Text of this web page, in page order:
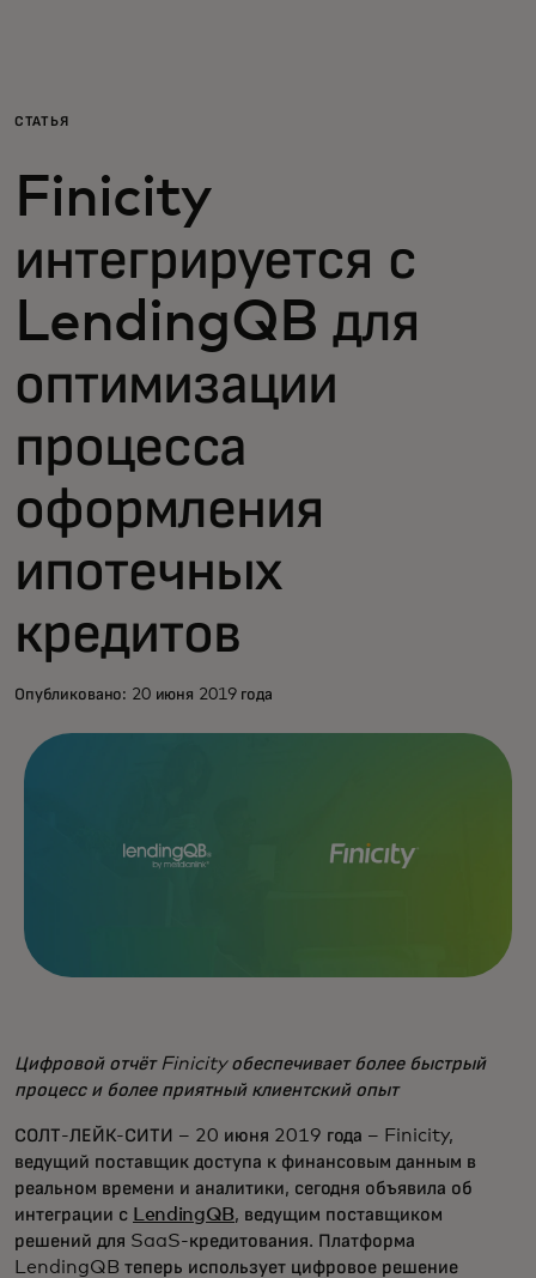
Для бизнеса
Для всего мира
Для новаторов
Новости и тренды
СТАТЬЯ
Finicity
интегрируется с
LendingQB для
оптимизации
процесса
оформления
ипотечных
кредитов
Опубликовано: 20 июня 2019 года
Цифровой отчёт Finicity обеспечивает более быстрый
процесс и более приятный клиентский опыт
СОЛТ-ЛЕЙК-СИТИ – 20 июня 2019 года – Finicity,
ведущий поставщик доступа к финансовым данным в
реальном времени и аналитики, сегодня объявила об
интеграции с
LendingQB, ведущим поставщиком
решений для SaaS-кредитования. Платформа
LendingQB теперь использует цифровое решение